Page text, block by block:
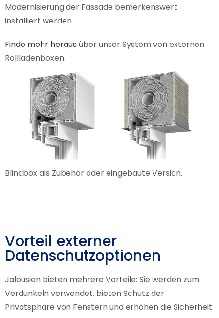
Modernisierung der Fassade bemerkenswert
installiert werden.
Finde mehr heraus über unser System von externen
Rollladenboxen.
Blindbox als Zubehör oder eingebaute Version.
Vorteil externer
Datenschutzoptionen
Jalousien bieten mehrere Vorteile: Sie werden zum
Verdunkeln verwendet, bieten Schutz der
Privatsphäre von Fenstern und erhöhen die Sicherheit